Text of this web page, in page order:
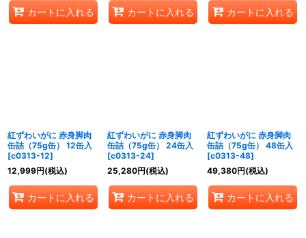
カートに入れる カートに入れる カートに入れる
紅ずわいがに 赤身脚肉
缶詰（75g缶） 12缶入
[c0313-12]
12,999円(税込)
カートに入れる
紅ずわいがに 赤身脚肉
缶詰（75g缶） 24缶入
[c0313-24]
25,280円(税込)
カートに入れる
紅ずわいがに 赤身脚肉
缶詰（75g缶） 48缶入
[c0313-48]
49,380円(税込)
カートに入れる